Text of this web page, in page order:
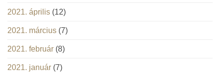
2021. április (12)
2021. március (7)
2021. február (8)
2021. január (7)